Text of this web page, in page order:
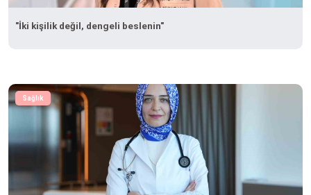
"İki kişilik değil, dengeli beslenin"
Sağlık